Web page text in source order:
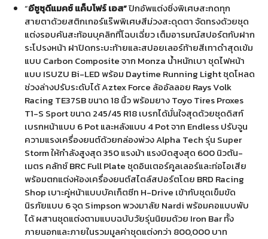
“อีซูซุดีแมคซ์ แค็บโฟร์ เอส”ปิกอัพแต่งซิ่งพิเศษสะกดทุก
สายตาด้วยสติกเกอร์แร๊พพิเศษสีม่วงสะดุดตา จัดทรงด้วยชุด
แต่งรอบคันสะท้อนบุคลิกที่โฉบเฉี่ยว เต็มอารมณ์สปอร์ตกับฝาก
ระโปรงหน้า ฝาปิดกระบะท้ายและสปอยเลอร์ท้ายสีเทาดำสุดเข้ม
แบบ Carbon Composite จาก Monza น้ำหนักเบา ชุดไฟหน้า
แบบ ISUZU Bi-LED พร้อม Daytime Running Light ชุดโหลด
ช่วงล่างปรับระดับได้ Aztex Force ล้ออัลลอย Rays Volk
Racing TE37SB ขนาด 18 นิ้ว พร้อมยาง Toyo Tires Proxes
T1-S Sport ขนาด 245/45 R18 เบรกได้มั่นใจสุดด้วยชุดดิสก์
เบรกหน้าแบบ 6 Pot และหลังแบบ 4 Pot จาก Endless ปรับจูน
ความแรงเครื่องยนต์ด้วยกล่องพ่วง Alpha Tech รุ่น Super
Storm ให้กำลังสูงสุด 350 แรงม้า แรงบิดสูงสุด 600 นิวตัน-
เมตร คลัทช์ BRC Full Plate ชุดอินเตอร์คูลเลอร์และท่อไอเสีย
พร้อมตกแต่งห้องเครื่องยนต์สไตล์สปอร์ตโดย BRD Racing
Shop เบาะคู่หน้าแบบบัคเก็ตซีท H-Drive เข้ากับชุดเข็มขัด
นิรภัยแบบ 6 จุด Simpson พวงมาลัย Nardi พร้อมคอแบบพับ
ได้ ผสานชุดแต่งตามแบบฉบับวัยรุ่นนิยมด้วย Iron Bar ทั้ง
ภายนอกและภายในรวมมูลค่าชุดแต่งกว่า 800,000 บาท